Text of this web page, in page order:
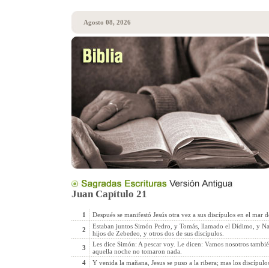
Agosto 08, 2026
Juan Capítulo 21
1 Después se manifestó Jesús otra vez a sus discípulos en el mar
2
Estaban juntos Simón Pedro, y Tomás, llamado el Dídimo, y
hijos de Zebedeo, y otros dos de sus discípulos.
3
Les dice Simón: A pescar voy. Le dicen: Vamos nosotros
aquella noche no tomaron nada.
4
Y venida la mañana, Jesus se puso a la ribera; mas los